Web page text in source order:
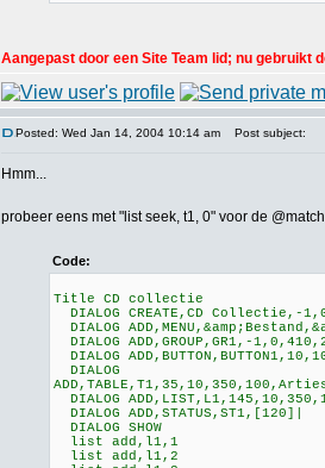
Aangepast door een Site Team lid; nu gebruikt
Posted: Wed Jan 14, 2004 10:14 am Post subject:
Hmm...
probeer eens met "list seek, t1, 0" voor de
Code:
Title CD collectie
DIALOG CREATE,CD Collectie,-
DIALOG
DIALOG ADD,GROUP,GR1,-
DIALOG
DIALOG
DIALOG
DIALOG ADD,STATUS,ST1,[120]|
DIALOG SHOW
list add,l1,1
list add,l1,2